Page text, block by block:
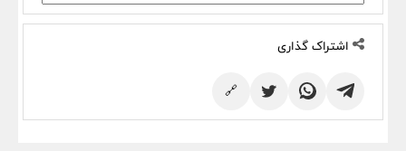
اشتراک گذاری
🔗